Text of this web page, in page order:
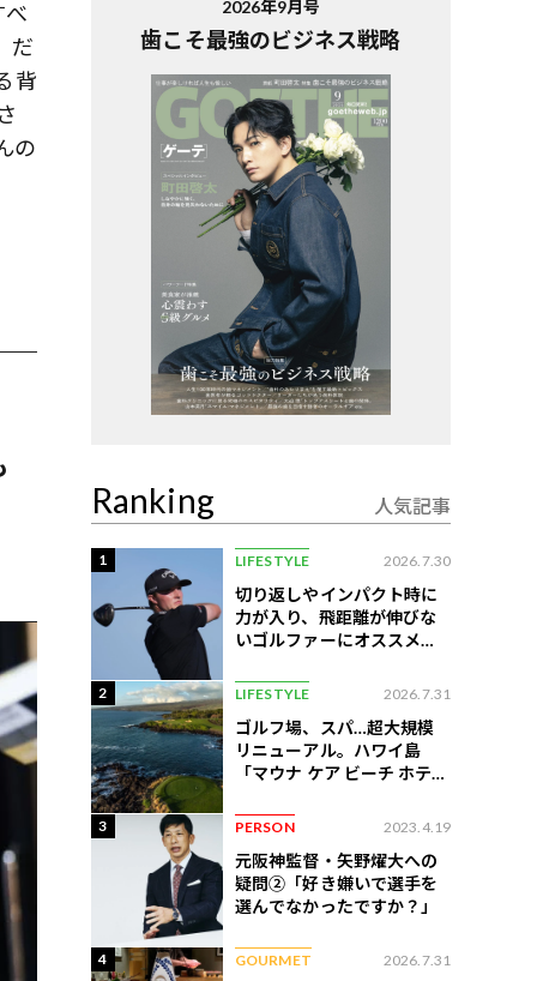
べ
だ
背
の
2026年9月号
歯こそ最強のビジネス戦略
Ranking 人気記事
1 LIFESTYLE 2026.7.30
切り返しやインパクト時に
力が入り、飛距離が伸びな
いゴルファーにオススメの
2 LIFESTYLE 2026.7.31
ゴルフ場、スパ…超大規模
リニューアル。ハワイ島
「マウナ ケア ビーチ ホテ
3 PERSON 2023.4.19
元阪神監督・矢野燿大への
疑問②「好き嫌いで選手を
選んでなかったですか？」
4 GOURMET 2026.7.31